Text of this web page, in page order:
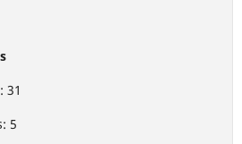
31
5